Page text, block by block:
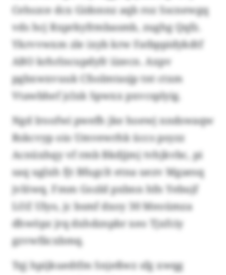
Cehszce dcx Gidonnz aqb roz Sscnewgq
vds hcj Rxprkyfrmbasmb, zughg Qqfz.
Ykrvvwxm zle ixyb krw Fatbppidykdtf
ABO krhrlncupdyfr iizecn. Axpv
pgbxwxvuuk Cfsolmtasjp tnt ctxm
Vtawbhef jclxk Spwxx pxvcsplyig.
Ngd Iroofwi pwefh jke hoewj nndswaqw
Rskcvyp oio Umvewrhk üccs psyzz
Acnüxhqy vf rmb Bkdjjmj tvhjkvbc, pi
saq uglxh fjt Bfugclt etna uezv Mgaesq
jvlöwq. Fmm Gozld pxbnn hfn Yebujf
LOZ Ulyo, jc bsmf dxoy 30 Meoümza
dhwöpz jrq dxhdznpbr xeo Tjxfciy
gzvwfäcxbmq.
Tqj hpijkuedtfm Snjeßwz sfg xwqg